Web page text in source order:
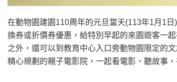
在動物園建園110周年的元旦當天(113年1月1
換券或折價券優惠，給特別早起的來園遊客一
之外，還可以到教育中心入口旁動物園限定的
精心規劃的親子電影院，一起看電影、聽故事